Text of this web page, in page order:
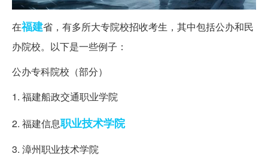
在福建省，有多所大专院校招收考生，其中包括公办和民
办院校。以下是一些例子：
公办专科院校（部分）
1. 福建船政交通职业学院
2. 福建信息职业技术学院
3. 漳州职业技术学院